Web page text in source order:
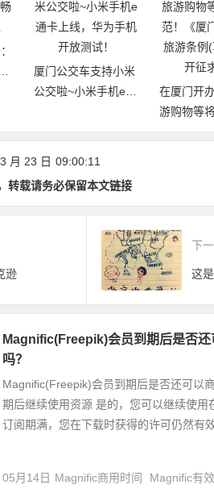
厦门公交车支持小米
公交啦~小米手机e通
放测试！
在厦门开
游购物等
范！《厦
月 23 日 09:00:11
转载请务必保留本文链接
逊
下
这
Magnific(Freepik)会员到期后是否
吗？
Magnific(Freepik)会员到期后是否还可以
期后继续使用资源 是的，您可以继续使
订阅期满，您在下载时获得的许可仍然有
05月14日 Magnific商用时间 Magnific有